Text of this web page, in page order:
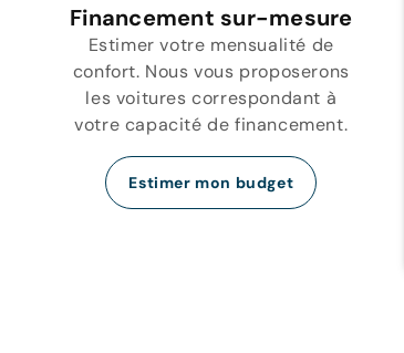
Financement sur-mesure
Estimer votre mensualité de
confort. Nous vous proposerons
les voitures correspondant à
votre capacité de financement.
Estimer mon budget